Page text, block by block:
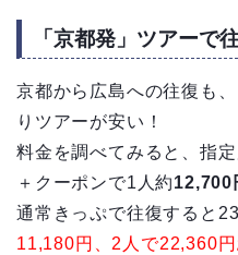
「京都発」ツアーで
京都から広島への往復も
りツアーが安い！
料金を調べてみると、指
＋クーポンで1人約12,700
通常きっぷで往復すると
11,180円、2人で22,360